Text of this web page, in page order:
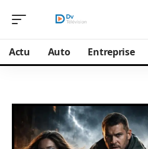
Actu Auto Entreprise